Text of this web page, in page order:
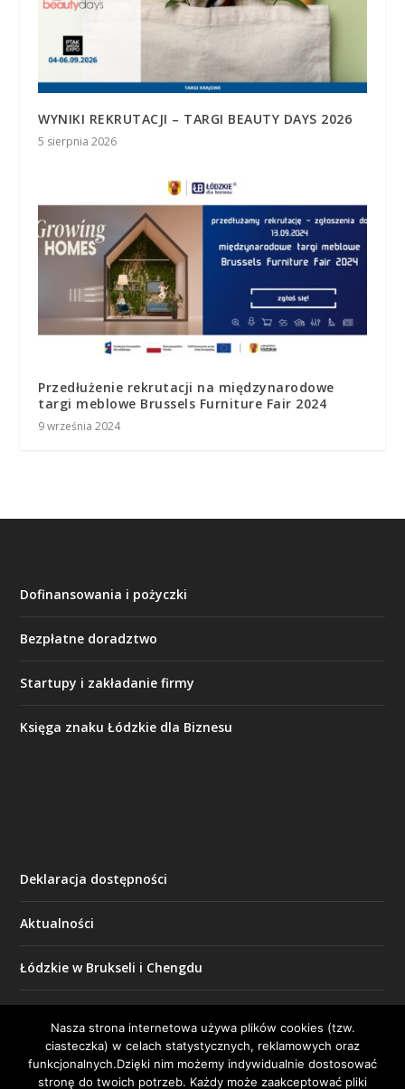
WYNIKI REKRUTACJI – TARGI BEAUTY DAYS 2026
5 sierpnia 2026
Przedłużenie rekrutacji na międzynarodowe
targi meblowe Brussels Furniture Fair 2024
9 września 2024
Dofinansowania i pożyczki
Bezpłatne doradztwo
Startupy i zakładanie firmy
Księga znaku Łódzkie dla Biznesu
Deklaracja dostępności
Aktualności
Łódzkie w Brukseli i Chengdu
Nasze projekty
Nasza strona internetowa używa plików cookies (tzw.
ciasteczka) w celach statystycznych, reklamowych oraz
funkcjonalnych.Dzięki nim możemy indywidualnie dostosować
stronę do twoich potrzeb. Każdy może zaakceptować pliki